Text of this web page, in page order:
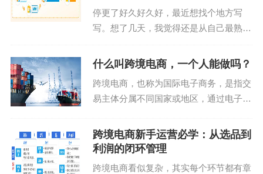
到"易碎品"三个字还会发抖。
有位勇士卖复古煤油灯，产品成本8美元，运费23美
成现代艺术展品，要求重发。第二次发货后...你们猜
怎么着？船沉了。
能塞进平邮信封的（比如魔术贴）
停更了好久好久好，最近想找个地方写
写。想了几天，我觉得还是从自己最熟悉
力，表达能力。 在电商行业从05年读书
条道路上的我，一个爱...
什么叫跨境电商，一个人能做吗？
跨境电商，也称为国际电子商务，是指交
易主体分属不同国家或地区，通过电子商
通过跨境物流及异地仓储送达商品，从而
完成交易的一种国际商业活动。在全球化
跨境电商新手运营必学：从选品到
利润的闭环管理
跨境电商看似复杂，其实每个环节都有章